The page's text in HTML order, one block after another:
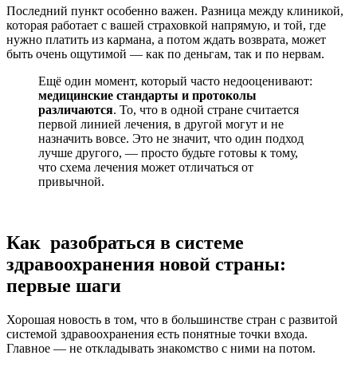
Последний пункт особенно важен. Разница между клиникой,
которая работает с вашей страховкой напрямую, и той, где
нужно платить из кармана, а потом ждать возврата, может
быть очень ощутимой — как по деньгам, так и по нервам.
Ещё один момент, который часто недооценивают:
медицинские стандарты и протоколы
различаются. То, что в одной стране считается
первой линией лечения, в другой могут и не
назначить вовсе. Это не значит, что один подход
лучше другого, — просто будьте готовы к тому,
что схема лечения может отличаться от
привычной.
Как разобраться в системе
здравоохранения новой страны:
первые шаги
Хорошая новость в том, что в большинстве стран с развитой
системой здравоохранения есть понятные точки входа.
Главное — не откладывать знакомство с ними на потом.